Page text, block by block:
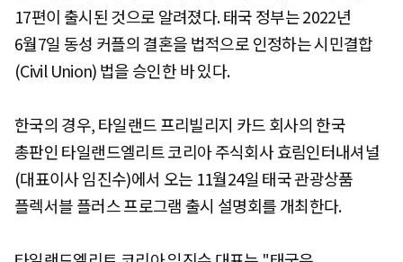
17편이 출시된 것으로 알려졌다. 태국 정부는 2022년
6월7일 동성 커플의 결혼을 법적으로 인정하는 시민결합
(Civil Union) 법을 승인한 바 있다.
한국의 경우, 타일랜드 프리빌리지 카드 회사의 한국
총판인 타일랜드엘리트 코리아 주식회사 효림인터내셔널
(대표이사 임진수)에서 오는 11월24일 태국 관광상품
플렉서블 플러스 프로그램 출시 설명회를 개최한다.